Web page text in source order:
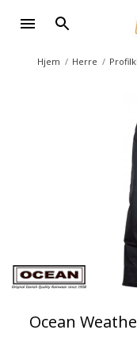
Hjem Herre
Ocean